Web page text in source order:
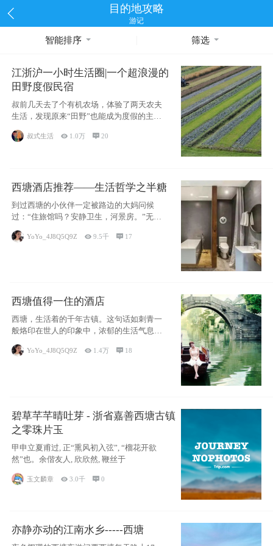
目的地攻略
游记
智能排序 筛选
江浙沪一小时生活圈|一个超浪漫的
田野度假民宿
叔前几天去了个有机农场，体验了两天农夫
生活，发现原来“田野”也能成为度假的主旋
律。江
叔式生活  1.0万 20
西塘酒店推荐——生活哲学之半糖
到过西塘的小伙伴一定被路边的大妈问候
过：“住旅馆吗？安静卫生，河景房。”无意
YoYo_4J8Q5Q9Z 9.5千  17
西塘值得一住的酒店
西塘，生活着的千年古镇。这句话如刺青一
般烙印在世人的印象中，浓郁的生活气息，
小桥流水
YoYo_4J8Q5Q9Z  1.4万  18
碧草芊芊晴吐芽 - 浙省嘉善西塘古镇
之零珠片玉
甲申立夏甫过, 正“熏风初入弦”, “榴花开欲
然”也。余偕友人, 欣欣然, 鞭丝于
玉文麟章  3.0千 0
亦静亦动的江南水乡-----西塘